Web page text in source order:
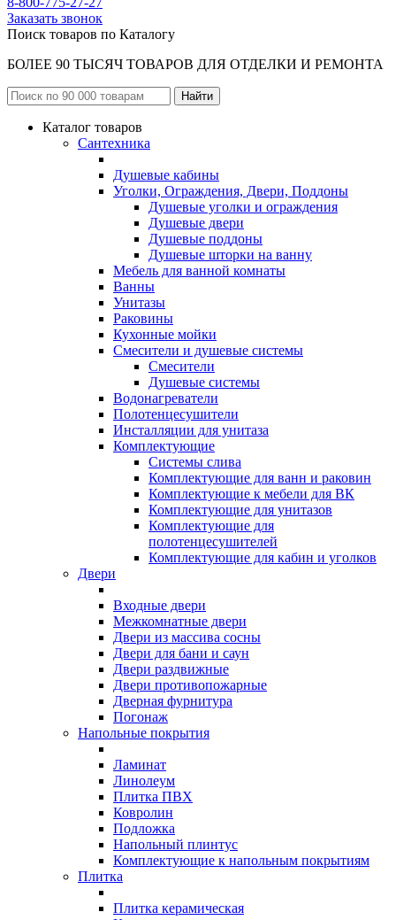
Заказать звонок
Поиск товаров по Каталогу
БОЛЕЕ 90 ТЫСЯЧ ТОВАРОВ ДЛЯ ОТДЕЛКИ И РЕМОНТА
Каталог товаров
Сантехника
Душевые кабины
Уголки, Ограждения, Двери, Поддоны
Душевые уголки и ограждения
Душевые двери
Душевые поддоны
Душевые шторки на ванну
Мебель для ванной комнаты
Ванны
Унитазы
Раковины
Кухонные мойки
Смесители и душевые системы
Смесители
Душевые системы
Водонагреватели
Полотенцесушители
Инсталляции для унитаза
Комплектующие
Системы слива
Комплектующие для ванн и раковин
Комплектующие к мебели для ВК
Комплектующие для унитазов
Комплектующие для
полотенцесушителей
Комплектующие для кабин и уголков
Двери
Входные двери
Межкомнатные двери
Двери из массива сосны
Двери для бани и саун
Двери раздвижные
Двери противопожарные
Дверная фурнитура
Погонаж
Напольные покрытия
Ламинат
Линолеум
Плитка ПВХ
Ковролин
Подложка
Напольный плинтус
Комплектующие к напольным покрытиям
Плитка
Плитка керамическая